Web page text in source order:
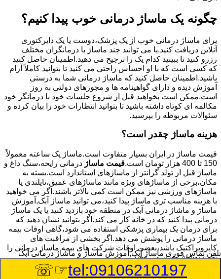
چگونه یک ماساژ درمانی خوب پیدا کنیم؟
برای ماساژ درمانی خوب از یک پزشک،دوست یا یک دایرکتوری
آنلاین دریافت کنید.یا می توانید چند ماساژ با درمانگران مختلف
رزرو کنید تا ببینید کدام یک را ترجیح می دهید.اطمینان حاصل کنید
که کسی است که با او احساس راحتی می کنید تا بتوانید کاملاً آرام
باشید.اطمینان حاصل کنید که ماساژ درمانی شما به درستی
آموزش دیده و دارای گواهینامه ها و مجوزهای دولتی به روز
است.ممکن است بخواهید قبل از شروع جلسات خود با درمانگر خود
مکالمه ای کوتاه داشته باشید تا بتوانید انتظارات خود را بیان کرده و
سئوالات مربوطه را بپرسید.
هزینه ماساژ چقدر است؟
قیمت ماساژ در ایران بسیار متفاوت است.ماساژ یک ساعته معمولاً
150 تا 400 هزار تومان است.
قیمت ماساژ درمانی رایحه،سنگ داغ و
ماساژ قبل از تولد گرانتر از ماساژهای استاندارد است.بسته به
مکان،برخی از ماساژهای ویژه مانند ماساژهای عمیق،تایلندی یا
ماساژهای ورزشی نیز ممکن است کمی بالاتر باشند.اگر می خواهید
با هزینه مناسب تری ماساژ پیدا کنید،می توانید ماساژ آبک,آموزش
ماساژ و ماشاژ درمانی آبک در منطقه خود بازدید کنید یا یک ماساژ
درمانی پیدا کنید که در خانه کار می کند.اگر بتوانید نشان دهید که
برای درمان یک بیماری پزشکی استفاده می شود،گاهی اوقات بیمه
ماساژ درمانی را پوشش می دهد.اگر بخشی از مراقبت های
کایروپراکتیک باشد،بعضی اوقات شرکت های بیمه ماساژ درمانی را
تحت پوشش قرار می دهند.
8/8/2026 6:16:03 PM
تلفن تماس فوریماساژ آبک,آموزش ماساژ و ماشاژ درمانی آبک
tel:09106210197
☞☏